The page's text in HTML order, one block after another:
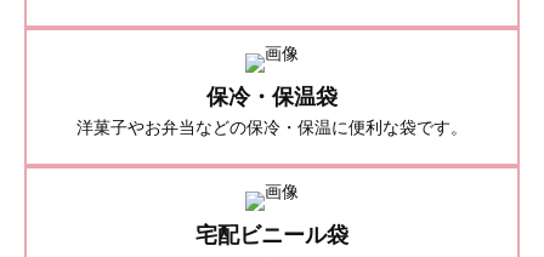
保冷・保温袋
洋菓子やお弁当などの保冷・保温に便利な袋です。
宅配ビニール袋